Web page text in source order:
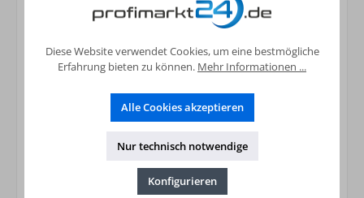
Diese Website verwendet Cookies, um eine bestmögliche
Erfahrung bieten zu können. Mehr Informationen ...
Alle Cookies akzeptieren
Nur technisch notwendige
Konfigurieren